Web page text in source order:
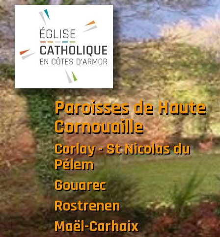
Paroisses de Haute
Cornouaille
Corlay - St Nicolas du
Pélem
Gouarec
Rostrenen
Maël-Carhaix